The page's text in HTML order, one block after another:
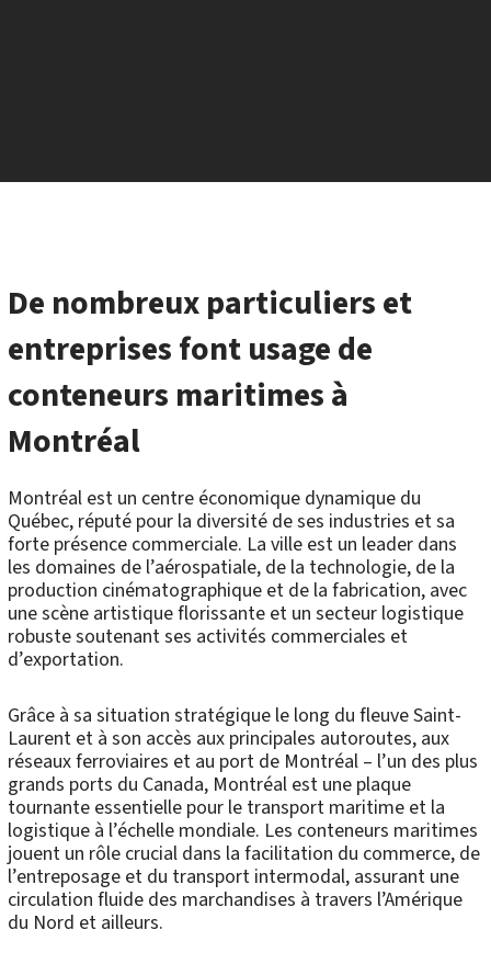
De nombreux particuliers et
entreprises font usage de
conteneurs maritimes à
Montréal
Montréal est un centre économique dynamique du
Québec, réputé pour la diversité de ses industries et sa
forte présence commerciale. La ville est un leader dans
les domaines de l’aérospatiale, de la technologie, de la
production cinématographique et de la fabrication, avec
une scène artistique florissante et un secteur logistique
robuste soutenant ses activités commerciales et
d’exportation.
Grâce à sa situation stratégique le long du fleuve Saint-
Laurent et à son accès aux principales autoroutes, aux
réseaux ferroviaires et au port de Montréal – l’un des plus
grands ports du Canada, Montréal est une plaque
tournante essentielle pour le transport maritime et la
logistique à l’échelle mondiale. Les conteneurs maritimes
jouent un rôle crucial dans la facilitation du commerce, de
l’entreposage et du transport intermodal, assurant une
circulation fluide des marchandises à travers l’Amérique
du Nord et ailleurs.